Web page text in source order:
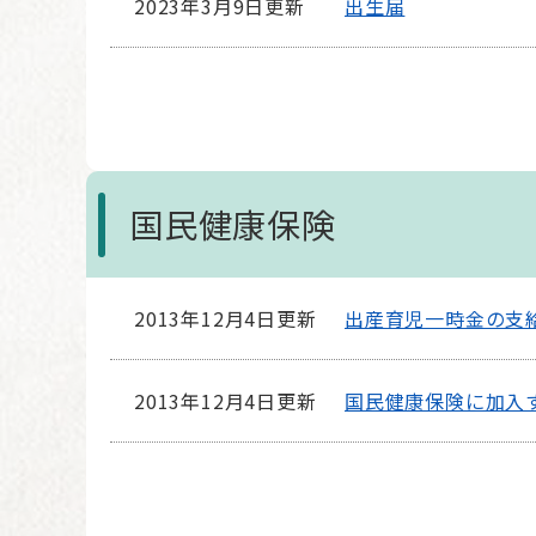
2023年3月9日更新 出生届
国民健康保険
2013年12月4日更新 出産育児一時金の支
2013年12月4日更新 国民健康保険に加入